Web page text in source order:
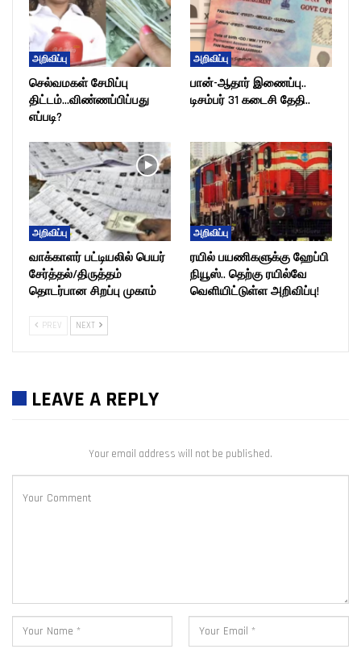
அறிவிப்பு
செல்வமகள் சேமிப்பு
திட்டம்…விண்ணப்பிப்பது
எப்படி?
அறிவிப்பு
பான்-ஆதார் இணைப்பு..
டிசம்பர் 31 கடைசி தேதி..
அறிவிப்பு
வாக்காளர் பட்டியலில் பெயர்
சேர்த்தல்/திருத்தம்
தொடர்பான சிறப்பு முகாம்
அறிவிப்பு
ரயில் பயணிகளுக்கு ஹேப்பி
நியூஸ்.. தெற்கு ரயில்வே
வெளியிட்டுள்ள அறிவிப்பு!
PREV NEXT
LEAVE A REPLY
Your email address will not be published.